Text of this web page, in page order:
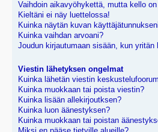
Vaihdoin aikavyöhykettä, mutta kello
Kieltäni ei näy luettelossa!
Kuinka näytän kuvan
Kuinka vaihdan arvoani?
Joudun kirjautumaan sisään, kun yritän
Viestin lähetyksen ongelmat
Kuinka lähetän viestin
Kuinka muokkaan tai poista viestin?
Kuinka lisään allekirjoutksen?
Kuinka luon äänestyksen?
Kuinka muokkaan tai poistan